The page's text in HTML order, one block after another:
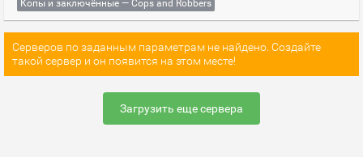
Копы и заключённые — Cops and Robbers
Серверов по заданным параметрам не найдено. Создайте
такой сервер и он появится на этом месте!
Загрузить еще сервера